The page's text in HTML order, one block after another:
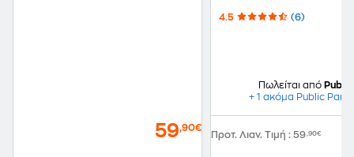
59,90€
4.5 (6)
Πωλείται από Public
+ 1 ακόμα Public
Προτ. Λιαν. Τιμή : 59,90€